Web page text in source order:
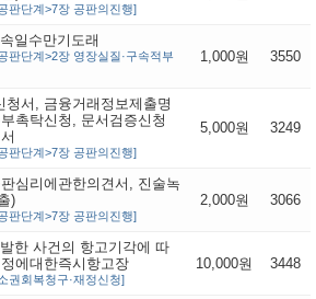
판단계>7장 공판의진행]
일수만기도래
판단계>2장 영장실질·구속적부
1,000원 3550
청서, 금융거래정보제출명
촉탁신청, 문서검증신청
판단계>7장 공판의진행]
5,000원 3249
심리에관한의견서, 진술녹
)
판단계>7장 공판의진행]
2,000원 3066
한 사건의 항고기각에 따
에대한즉시항고장
권회복청구·재정신청]
10,000원 3448